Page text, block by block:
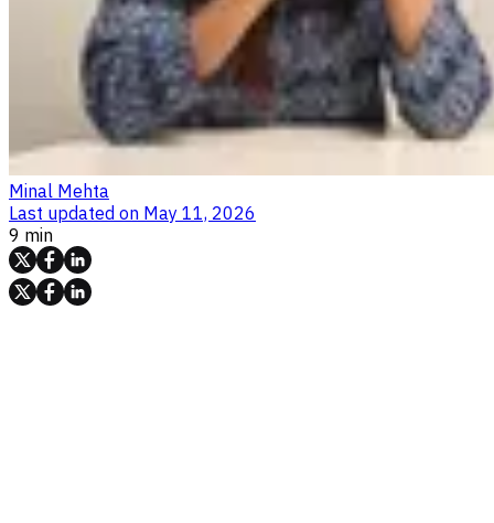
Minal Mehta
Last updated on May 11, 2026
9 min